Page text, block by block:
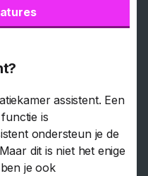
assistent. Een
is
ondersteun je de
dit is niet het enige
je ook